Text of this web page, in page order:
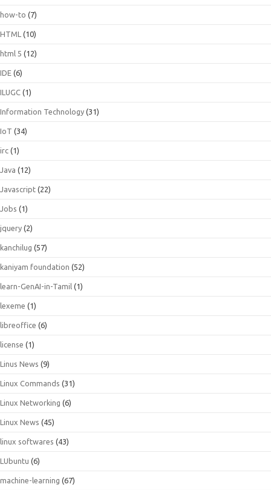
how-to (7)
HTML (10)
html 5 (12)
IDE (6)
ILUGC (1)
Information Technology (31)
IoT (34)
irc (1)
Java (12)
Javascript (22)
Jobs (1)
jquery (2)
kanchilug (57)
kaniyam foundation (52)
learn-GenAI-in-Tamil (1)
lexeme (1)
libreoffice (6)
license (1)
Linus News (9)
Linux Commands (31)
Linux Networking (6)
Linux News (45)
linux softwares (43)
LUbuntu (6)
machine-learning (67)